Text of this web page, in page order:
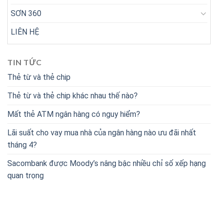
SƠN 360
LIÊN HỆ
TIN TỨC
Thẻ từ và thẻ chip
Thẻ từ và thẻ chip khác nhau thế nào?
Mất thẻ ATM ngân hàng có nguy hiểm?
Lãi suất cho vay mua nhà của ngân hàng nào ưu đãi nhất
tháng 4?
Sacombank được Moody’s nâng bậc nhiều chỉ số xếp hạng
quan trọng